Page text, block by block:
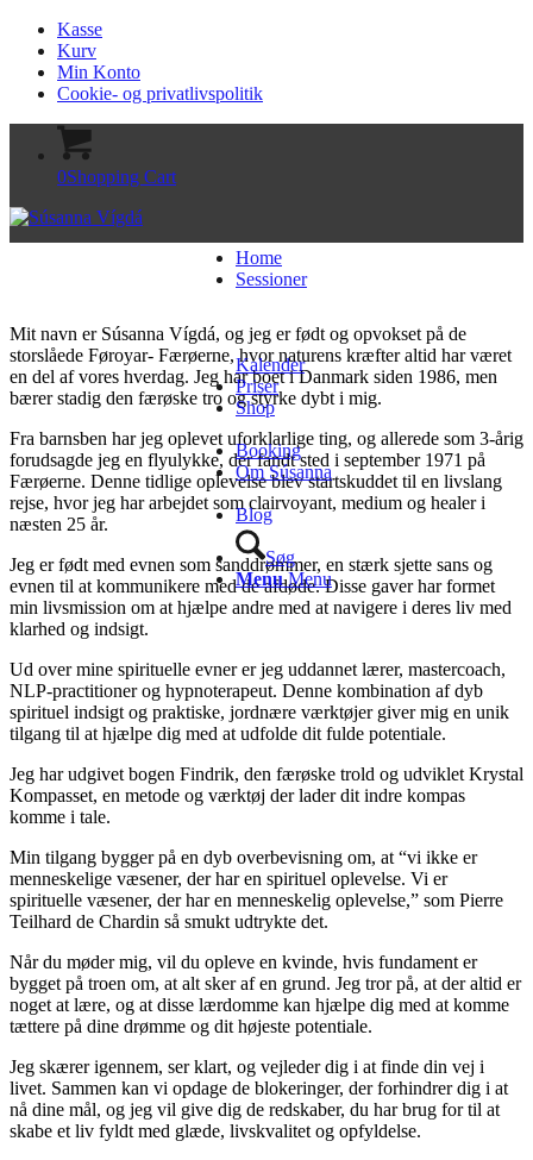
Kasse
Kurv
Min Konto
Cookie- og privatlivspolitik
0Shopping Cart
Home
Sessioner
Kalender
Priser
Shop
Booking
Om Súsanna
Blog
Søg
Menu Menu
Mit navn er Súsanna Vígdá, og jeg er født og opvokset på de
storslåede Føroyar- Færøerne, hvor naturens kræfter altid har været
en del af vores hverdag. Jeg har boet i Danmark siden 1986, men
bærer stadig den færøske tro og styrke dybt i mig.
Fra barnsben har jeg oplevet uforklarlige ting, og allerede som 3-årig
forudsagde jeg en flyulykke, der fandt sted i september 1971 på
Færøerne. Denne tidlige oplevelse blev startskuddet til en livslang
rejse, hvor jeg har arbejdet som clairvoyant, medium og healer i
næsten 25 år.
Jeg er født med evnen som sanddrømmer, en stærk sjette sans og
evnen til at kommunikere med de afdøde. Disse gaver har formet
min livsmission om at hjælpe andre med at navigere i deres liv med
klarhed og indsigt.
Ud over mine spirituelle evner er jeg uddannet lærer, mastercoach,
NLP-practitioner og hypnoterapeut. Denne kombination af dyb
spirituel indsigt og praktiske, jordnære værktøjer giver mig en unik
tilgang til at hjælpe dig med at udfolde dit fulde potentiale.
Jeg har udgivet bogen Findrik, den færøske trold og udviklet Krystal
Kompasset, en metode og værktøj der lader dit indre kompas
komme i tale.
Min tilgang bygger på en dyb overbevisning om, at “vi ikke er
menneskelige væsener, der har en spirituel oplevelse. Vi er
spirituelle væsener, der har en menneskelig oplevelse,” som Pierre
Teilhard de Chardin så smukt udtrykte det.
Når du møder mig, vil du opleve en kvinde, hvis fundament er
bygget på troen om, at alt sker af en grund. Jeg tror på, at der altid er
noget at lære, og at disse lærdomme kan hjælpe dig med at komme
tættere på dine drømme og dit højeste potentiale.
Jeg skærer igennem, ser klart, og vejleder dig i at finde din vej i
livet. Sammen kan vi opdage de blokeringer, der forhindrer dig i at
nå dine mål, og jeg vil give dig de redskaber, du har brug for til at
skabe et liv fyldt med glæde, livskvalitet og opfyldelse.